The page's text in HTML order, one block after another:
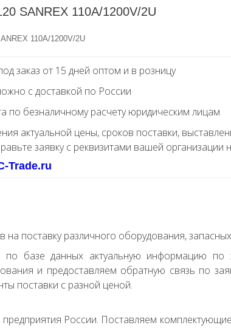
SANREX 110A/1200V/2U
110A/1200V/2U
заказ от 15 дней оптом и в розницу
с доставкой по России
по безналичному расчету юридическим лицам
актуальной цены, сроков поставки,
заявку с реквизитами вашей организации
Trade.ru
поставку различного оборудования,
по базе данных актуальную информацию
и предоставляем обратную связь по
поставки с разной ценой.
России. Поставляем